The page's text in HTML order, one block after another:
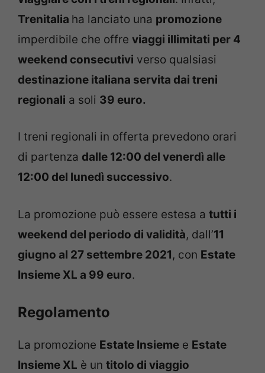
Trenitalia ha lanciato una promozione
imperdibile che offre viaggi illimitati per 4
weekend consecutivi verso qualsiasi
destinazione italiana servita dai treni
regionali a soli 39 euro.
I treni regionali in offerta prevedono orari
di partenza dalle 12:00 del venerdì alle
12:00 del lunedì successivo.
La promozione può essere estesa a tutti i
weekend del periodo di validità, dall’11
giugno al 27 settembre 2021, con Estate
Insieme XL a 99 euro.
Regolamento
La promozione Estate Insieme e Estate
Insieme XL è un titolo di viaggio